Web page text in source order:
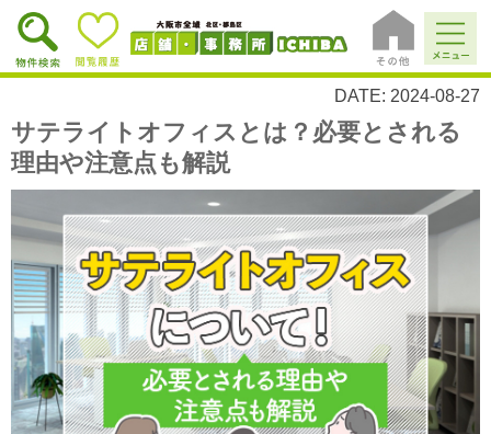
DATE: 2024-08-27
サテライトオフィスとは？必要とされる
理由や注意点も解説